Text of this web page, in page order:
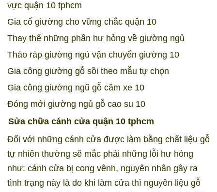
vực quận 10 tphcm
Gia cố giường cho vững chắc quận 10
Thay thế những phần hư hỏng về giường ngủ
Tháo ráp giường ngủ vận chuyển giường 10
Gia công giường gỗ sồi theo mẫu tự chọn
Gia công giường ngũ gỗ căm xe 10
Đóng mới giường ngủ gỗ cao su 10
Sửa chữa cánh cửa quận 10 tphcm
Đối với những cánh cửa được làm bằng chất liệu gỗ
tự nhiên thường sẽ mắc phải những lỗi hư hỏng
như: cánh cửa bị cong vênh, nguyên nhân gây ra
tình trạng này là do khi làm cửa thì nguyên liệu gỗ